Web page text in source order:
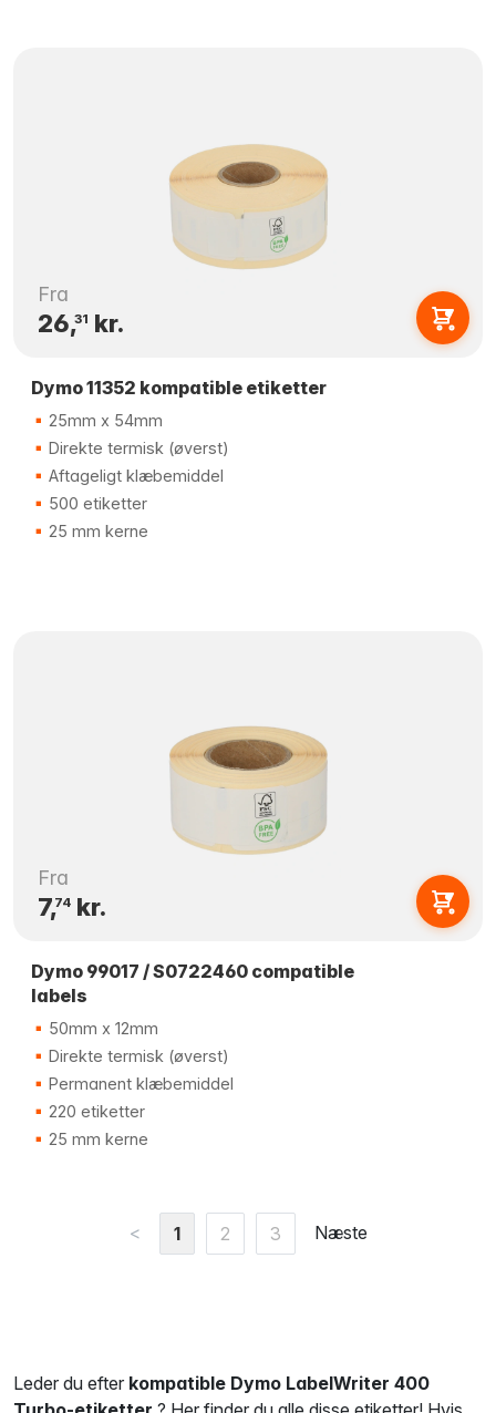
Fra
26,31 kr.
Dymo 11352 kompatible etiketter
25mm x 54mm
Direkte termisk (øverst)
Aftageligt klæbemiddel
500 etiketter
25 mm kerne
Fra
7,74kr.
Dymo 99017 / S0722460 compatible
labels
50mm x 12mm
Direkte termisk (øverst)
Permanent klæbemiddel
220 etiketter
25 mm kerne
< 1 2 3 Næste
Leder du efter kompatible Dymo LabelWriter 400